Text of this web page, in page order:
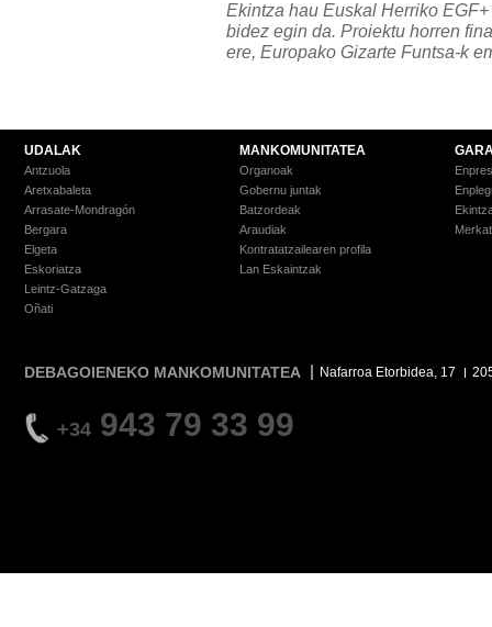
Ekintza hau Euskal Herriko
bidez egin da. Proiektu horren
ere, Europako Gizarte Funtsa-k
UDALAK
Antzuola
Aretxabaleta
Arrasate-Mondragón
Bergara
Elgeta
Eskoriatza
Leintz-Gatzaga
Oñati
MANKOMUNITATEA
Organoak
Gobernu juntak
Batzordeak
Araudiak
Kontratatzailearen profila
Lan Eskaintzak
DEBAGOIENEKO MANKOMUNITATEA Nafarroa Etorbidea, 17
+34 943 79 33 99